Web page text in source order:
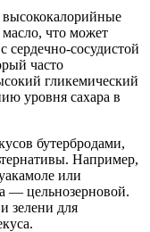
высококалорийные
что может
сосудистой
часто
гликемический
уровня сахара в
бутербродами,
Например,
или
— цельнозерновой.
зелени для